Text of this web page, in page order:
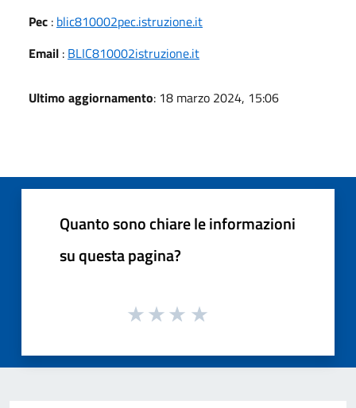
Pec : blic810002pec.istruzione.it
Email : BLIC810002istruzione.it
Ultimo aggiornamento: 18 marzo 2024, 15:06
Quanto sono chiare le informazioni
su questa pagina?